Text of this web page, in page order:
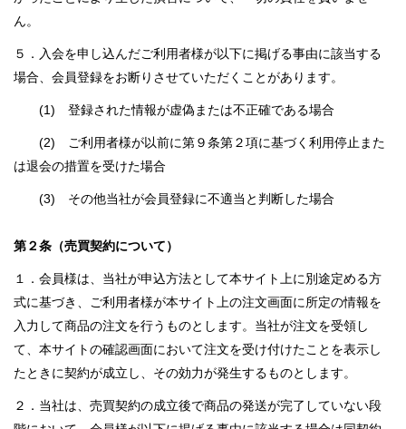
ん。
５．入会を申し込んだご利用者様が以下に掲げる事由に該当する
場合、会員登録をお断りさせていただくことがあります。
(1) 登録された情報が虚偽または不正確である場合
(2) ご利用者様が以前に第９条第２項に基づく利用停止また
は退会の措置を受けた場合
(3) その他当社が会員登録に不適当と判断した場合
第２条（売買契約について）
１．会員様は、当社が申込方法として本サイト上に別途定める方
式に基づき、ご利用者様が本サイト上の注文画面に所定の情報を
入力して商品の注文を行うものとします。当社が注文を受領し
て、本サイトの確認画面において注文を受け付けたことを表示し
たときに契約が成立し、その効力が発生するものとします。
２．当社は、売買契約の成立後で商品の発送が完了していない段